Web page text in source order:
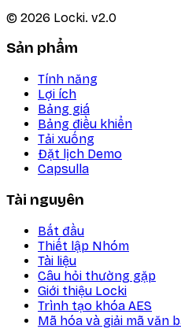
© 2026 Locki. v2.0
Sản phẩm
Tính năng
Lợi ích
Bảng giá
Bảng điều khiển
Tải xuống
Đặt lịch Demo
Capsulla
Tài nguyên
Bắt đầu
Thiết lập Nhóm
Tài liệu
Câu hỏi thường gặp
Giới thiệu Locki
Trình tạo khóa AES
Mã hóa và giải mã văn